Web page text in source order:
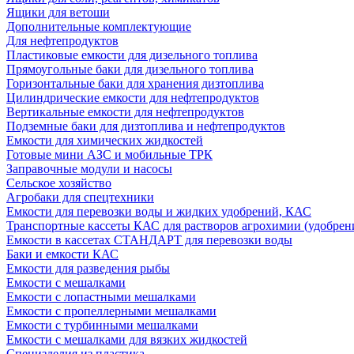
Ящики для ветоши
Дополнительные комплектующие
Для нефтепродуктов
Пластиковые емкости для дизельного топлива
Прямоугольные баки для дизельного топлива
Горизонтальные баки для хранения дизтоплива
Цилиндрические емкости для нефтепродуктов
Вертикальные емкости для нефтепродуктов
Подземные баки для дизтоплива и нефтепродуктов
Емкости для химических жидкостей
Готовые мини АЗС и мобильные ТРК
Заправочные модули и насосы
Сельское хозяйство
Агробаки для спецтехники
Емкости для перевозки воды и жидких удобрений, КАС
Транспортные кассеты КАС для растворов агрохимии
Емкости в кассетах СТАНДАРТ для перевозки воды
Баки и емкости КАС
Емкости для разведения рыбы
Емкости с мешалками
Емкости с лопастными мешалками
Емкости с пропеллерными мешалками
Емкости с турбинными мешалками
Емкости с мешалками для вязких жидкостей